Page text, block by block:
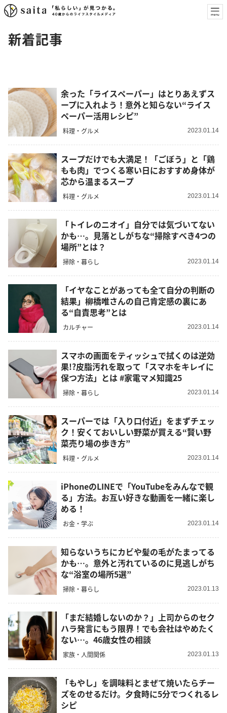
新着記事
余った「ライスペーパー」はとりあえずス
ープに入れよう！意外と知らない“ライス
ペーパー活用レシピ”
料理・グルメ 2023.01.14
スープだけでも大満足！「ごぼう」と「鶏
もも肉」でつくる寒い日におすすめ身体が
芯から温まるスープ
料理・グルメ 2023.01.14
「トイレのニオイ」自分では気づいてない
かも…。見落としがちな“掃除すべき4つの
場所”とは？
掃除・暮らし 2023.01.14
「イヤなことがあっても全て自分の判断の
結果」柳橋唯さんの自己肯定感の裏にあ
る“自責思考”とは
カルチャー 2023.01.14
スマホの画面をティッシュで拭くのは逆効
果!?皮脂汚れを取って「スマホをキレイに
保つ方法」とは #家電マメ知識25
掃除・暮らし 2023.01.14
スーパーでは「入り口付近」をまずチェッ
ク！安くておいしい野菜が買える“賢い野
菜売り場の歩き方”
料理・グルメ 2023.01.14
iPhoneのLINEで「YouTubeをみんなで観
る」方法。お互い好きな動画を一緒に楽し
める！
お金・学ぶ 2023.01.14
知らないうちにカビや髪の毛がたまってる
かも…。意外と汚れているのに見逃しがち
な“浴室の場所5選”
掃除・暮らし 2023.01.13
「まだ結婚しないのか？」上司からのセク
ハラ発言にもう限界！でも会社はやめたく
ない…。46歳女性の相談
家族・人間関係 2023.01.13
「もやし」を調味料とまぜて焼いたらチー
ズをのせるだけ。夕食時に5分でつくれるレ
シピ